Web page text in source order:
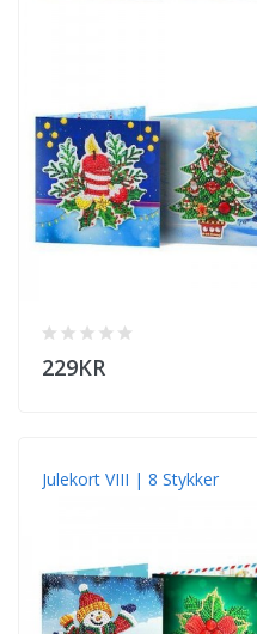
229KR
Julekort VIII | 8 Stykker